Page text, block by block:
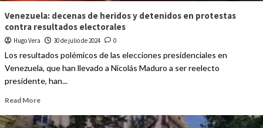
Venezuela: decenas de heridos y detenidos en protestas
contra resultados electorales
Hugo Vera 30 de julio de 2024 0
Los resultados polémicos de las elecciones presidenciales en
Venezuela, que han llevado a Nicolás Maduro a ser reelecto
presidente, han...
Read More